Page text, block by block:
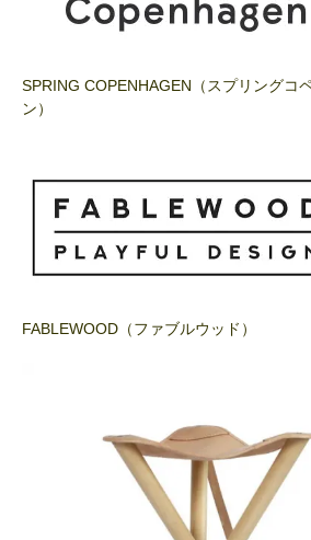
SPRING COPENHAGEN（スプリングコ
ン）
FABLEWOOD（ファブルウッド）